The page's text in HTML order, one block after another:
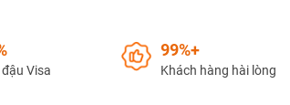
đậu Visa
99%+
Khách hàng hài lòng